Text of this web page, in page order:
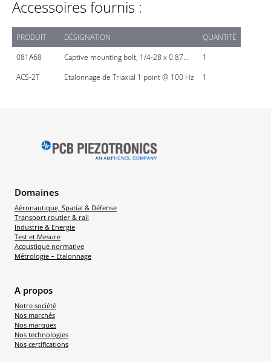
Accessoires fournis :
PRODUIT DÉSIGNATION
QUANTITÉ
081A68
Captive mounting bolt, 1/4-28 x 0.87…
1
ACS-2T
Etalonnage de Triaxial 1 point @ 100 Hz 1
Domaines
Aéronautique, Spatial & Défense
Transport routier & rail
Industrie & Energie
Test et Mesure
Acoustique normative
Métrologie – Etalonnage
A propos
Notre société
Nos marchés
Nos marques
Nos technologies
Nos certifications